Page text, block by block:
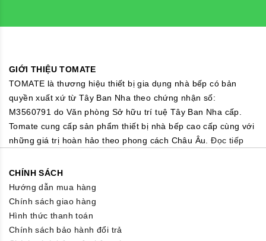
GIỚI THIỆU TOMATE
TOMATE là thương hiệu thiết bị gia dụng nhà bếp có bản
quyền xuất xứ từ Tây Ban Nha theo chứng nhận số:
M3560791 do Văn phòng Sở hữu trí tuệ Tây Ban Nha cấp.
Tomate cung cấp sản phẩm thiết bị nhà bếp cao cấp cùng với
những giá trị hoàn hảo theo phong cách Châu Âu.Đọc tiếp
CHÍNH SÁCH
Hướng dẫn mua hàng
Chính sách giao hàng
Hình thức thanh toán
Chính sách bảo hành đổi trả